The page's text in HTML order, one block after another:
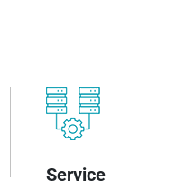
Service